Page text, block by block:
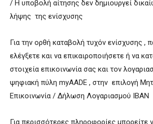
/ Η υποβολή αίτησης δεν δημιουργεί
λήψης της ενίσχυσης
Για την ορθή καταβολή τυχόν ενίσχυσης ,
ελέγξετε και να επικαιροποιήσετε ή να
στοιχεία επικοινωνία σας και τον
ψηφιακή πύλη myAADE , στην επιλογή
Επικοινωνία / Δήλωση Λογαριασμού ΙΒΑΝ
Για περισσότερες πληροφορίες μπορείτε